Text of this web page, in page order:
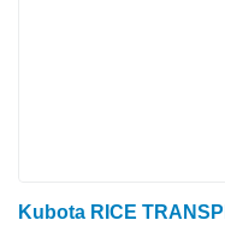
Kubota RICE